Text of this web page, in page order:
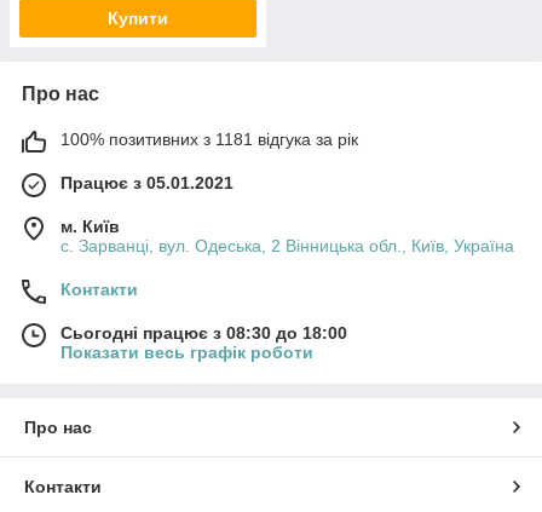
Купити
Про нас
100% позитивних з 1181 відгука за рік
Працює з 05.01.2021
м. Київ
с. Зарванці, вул. Одеська, 2 Вінницька обл., Київ, Україна
Контакти
Сьогодні працює з 08:30 до 18:00
Показати весь графік роботи
Про нас
Контакти